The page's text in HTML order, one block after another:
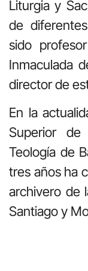
Liturgia y
de
sido
Inmaculada
director de
En la
Superior
Teología de
tres años ha
archivero de
Santiago y